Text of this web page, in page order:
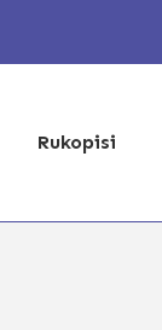
Rukopisi